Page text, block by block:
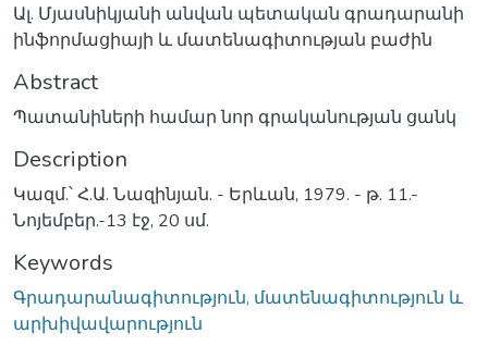
Ալ. Մյասնիկյանի անվան պետական գրադարանի
ինֆորմացիայի և մատենագիտության բաժին
Abstract
Պատանիների համար նոր գրականության ցանկ
Description
Կազմ.՝ Հ.Ա. Նազինյան. - Երևան, 1979. - թ. 11.-
Նոյեմբեր.-13 էջ, 20 սմ.
Keywords
Գրադարանագիտություն, մատենագիտություն և
արխիվավարություն